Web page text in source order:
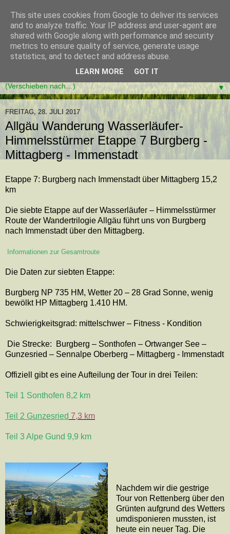
▼
FREITAG, 28. JULI 2017
Allgäu Wanderung Wasserläufer-
Himmelsstürmer Etappe 7 Burgberg -
Mittagberg - Immenstadt
Etappe 7: Burgberg nach Immenstadt über Mittagberg 15,2
km
Die siebte Etappe auf der Wasserläufer – Himmelsstürmer
Route der Wandertrilogie Allgäu führt uns von Burgberg
nach Immenstadt über den Mittagberg.
Informationen zur Gesamtroute
Die Daten zur siebten Etappe:
Burgberg NP 735 HM, Wetter 20 – 28 Grad Sonne, wenig
bewölkt HP Mittagberg 1.410 HM.
Schwierigkeitsgrad: mittelschwer – Fitness - Kondition
Die Strecke:
Burgberg – Sonthofen – Ortwanger See –
Gunzesried – Sennalpe Oberberg – Mittagberg - Immenstadt
Offiziell gibt es eine Aufteilung der Tour in drei Teilen:
Teil 1 Sonthofen 8,2 km
Teil 2 Gunzesried 7,3 km
Teil 3 Alpe Gund 9,9 km
Nachdem wir die gestrige
Tour von Rettenberg über den
Grünten aufgrund des Wetters
umdisponieren mussten, ist
heute ein neuer Tag. Die
This site uses cookies from Google to deliver its services
and to analyze traffic. Your IP address and user-agent are
shared with Google along with performance and security
metrics to ensure quality of service, generate usage
statistics, and to detect and address abuse.
LEARN MORE GOT IT